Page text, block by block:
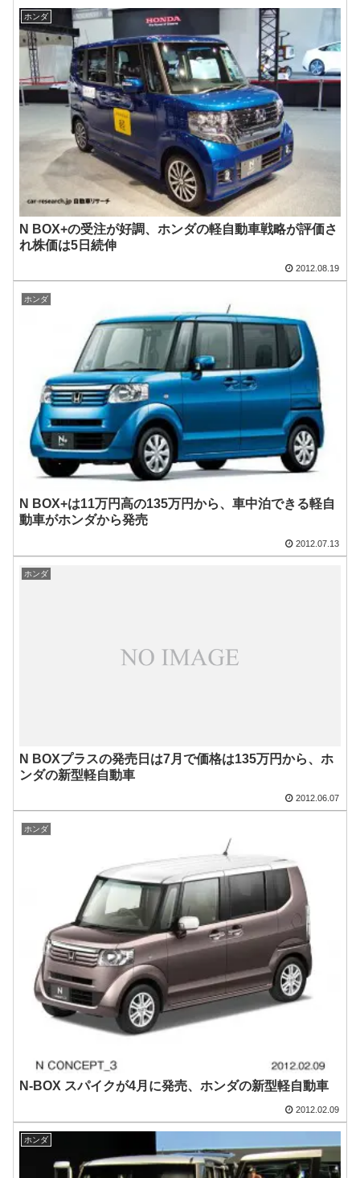
ホンダ
N BOX+の受注が好調、ホンダの軽自動車戦略が評価さ
れ株価は5日続伸
2012.08.19
ホンダ
N BOX+は11万円高の135万円から、車中泊できる軽自
動車がホンダから発売
2012.07.13
ホンダ
N BOXプラスの発売日は7月で価格は135万円から、ホ
ンダの新型軽自動車
2012.06.07
ホンダ
N-BOX スパイクが4月に発売、ホンダの新型軽自動車
2012.02.09
ホンダ